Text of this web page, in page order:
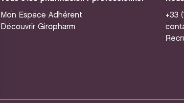
Mon Espace Adhérent
Découvrir Giropharm
+33